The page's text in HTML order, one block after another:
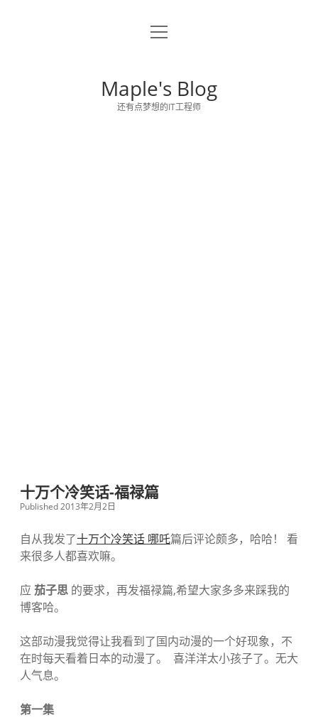
关于博主
o
m
e
n
Maple's Blog
还有点梦想的IT工程师
十万个冷笑话-福禄篇
Published 2013年2月2日
自从我发了十万个冷笑话 哪吒篇后评论颇多，哈哈！ 看
来很多人都喜欢嘛。
应 茄子思 的要求，再发福禄篇,希望大家多多来踩我的
博客哈。
这部动漫我觉得让我看到了国内动漫的一个好现象，不
在时每天看着日本的动漫了。 喜洋洋太小孩子了。无大
人气息。
第一集